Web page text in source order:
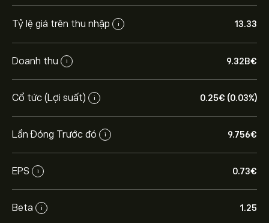
Tỷ lệ giá trên thu nhập i 13.33
Doanh thu i 9.32B‎€‎
Cổ tức (Lợi suất) i 0.25‎€‎ (0.03%)
Lần Đóng Trước đó i 9.756‎€‎
EPS i 0.73‎€‎
Beta i 1.25